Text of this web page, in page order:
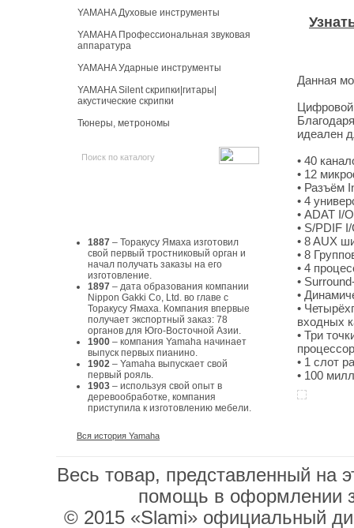
YAMAHA Духовые инструменты
YAMAHA Профессиональная звуковая
аппаратура
YAMAHA Ударные инструменты
YAMAHA Silent скрипки|гитары|
акустические скрипки
Тюнеры, метрономы
1887 – Торакусу Ямаха изготовил
свой первый тростниковый орган и
начал получать заказы на его
изготовление.
1897 – дата образования компании
Nippon Gakki Co, Ltd. во главе с
Торакусу Ямаха. Компания впервые
получает экспортный заказ: 78
органов для Юго-Восточной Азии.
1900 – компания Yamaha начинает
выпуск первых пианино.
1902 – Yamaha выпускает свой
первый рояль.
1903 – используя свой опыт в
деревообработке, компания
приступила к изготовлению мебели.
Вся история Yamaha
Данная
идеален
• 40
• 12
• Разъём
• 4
• ADAT I/O
• S/PDIF
• 8 AUX
• 8
• 4
•
•
•
входных
• Три
• 1 слот
• 100
Весь товар, представленный на
помощь в оформлении
© 2015 «Slami» официальный